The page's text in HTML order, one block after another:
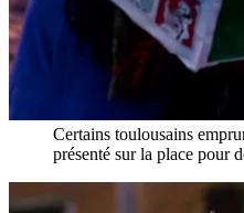
Certains toulousains
présenté sur la place pour